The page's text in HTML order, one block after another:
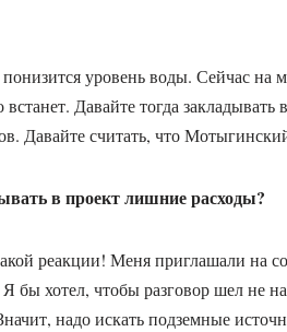
уровень воды. Сейчас
встанет. Давайте тогда
Давайте считать, что
в проект лишние расходы?
реакции! Меня приглашали
бы хотел, чтобы разговор шел не
надо искать подземные